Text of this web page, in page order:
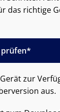
das richtige
prüfen*
zur
aus.